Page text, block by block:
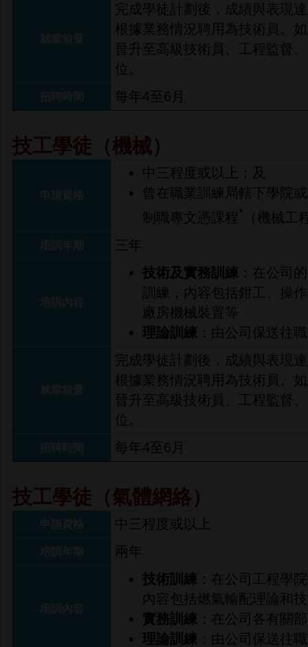
完成學徒計劃後，成績與表現
根據業務情況聘用為技術員。
晉升至高級技術員、工程監督
位。
每年4至6月
技工學徒（機械）
中三程度或以上；及
曾在職業訓練局轄下學院
制職專文憑課程 * （機械工
三年
技術及實務訓練 ：在公司
訓練，內容包括鉗工、操
廠房機械裝置等
理論訓練 ：由公司保送往
完成學徒計劃後，成績與表現
根據業務情況聘用為技術員。
晉升至高級技術員、工程監督
位。
每年4至6月
技工學徒（氣體網絡）
中三程度或以上
兩年
技術訓練 ：在公司工程學
內容包括燃氣輸配理論和
實務訓練 ：在公司各有關
理論訓練 ：由公司保送往